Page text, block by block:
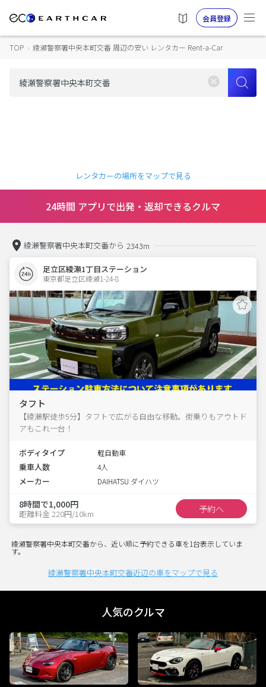
会員登録
TOP › 綾瀬警察署中央本町交番 周辺の安い レンタカー Rent-a-Car
レンタカーの場所をマップで見る
24時間 アプリで出発・返却できるクルマ
綾瀬警察署中央本町交番から 2343m
足立区綾瀬1丁目ステーション
東京都足立区綾瀬1-24-8
タフト
【綾瀬駅徒歩5分】タフトで広がる自由な移動。街乗りもアウトド
アもこれ一台！
ボディタイプ 軽自動車
乗車人数 4人
メーカー DAIHATSU ダイハツ
8時間で1,000円
距離料金 220円/10km 予約へ
綾瀬警察署中央本町交番から、近い順に予約できる車を1台表示していま
す。
綾瀬警察署中央本町交番近辺の車をマップで見る
人気のクルマ